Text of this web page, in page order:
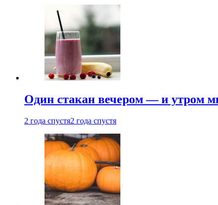
Один стакан вечером — и утром
2 года спустя2 года спустя